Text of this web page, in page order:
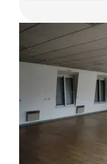
Bus Bus 213 - 212 -